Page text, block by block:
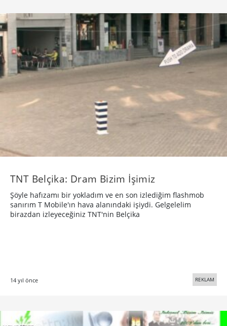
TNT Belçika: Dram Bizim İşimiz
Şöyle hafızamı bir yokladım ve en son izlediğim flashmob
sanırım T Mobile'ın hava alanındaki işiydi. Gelgelelim
birazdan izleyeceğiniz TNT'nin Belçika
14 yıl önce REKLAM